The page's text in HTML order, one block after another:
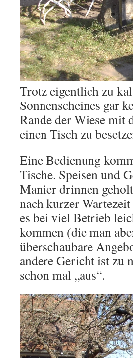
Trotz eigentlich zu
Sonnenscheines gar
Rande der Wiese mit
einen Tisch zu
Eine Bedienung
Tische. Speisen und
Manier drinnen
nach kurzer
es bei viel Betrieb
kommen (die man
überschaubare
andere Gericht ist zu
schon mal „aus“.